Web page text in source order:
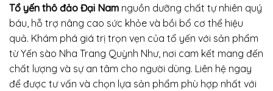
Tổ yến thô đảo Đại Nam nguồn dưỡng chất tự nhiên quý
báu, hỗ trợ nâng cao sức khỏe và bồi bổ cơ thể hiệu
quả. Khám phá giá trị trọn vẹn của tổ yến với sản phẩm
từ Yến sào Nha Trang Quỳnh Như, nơi cam kết mang đến
chất lượng và sự an tâm cho người dùng. Liên hệ ngay
để được tư vấn và chọn lựa sản phẩm phù hợp nhất với